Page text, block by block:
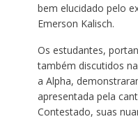
bem elucidado pelo
Emerson Kalisch.
Os estudantes,
também discutidos
a Alpha,
apresentada pela
Contestado, suas